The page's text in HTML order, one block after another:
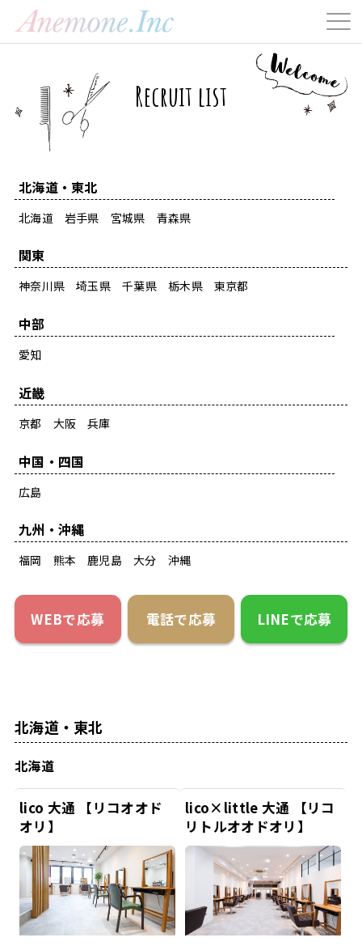
Recruit list
北海道・東北
北海道 岩手県 宮城県 青森県
関東
神奈川県 埼玉県 千葉県 栃木県 東京都
中部
愛知
近畿
京都 大阪 兵庫
中国・四国
広島
九州・沖縄
福岡 熊本 鹿児島 大分 沖縄
WEBで応募 電話で応募 LINEで応募
北海道・東北
北海道
lico 大通 【リコオオド
オリ】
lico×little 大通 【リコ
リトルオオドオリ】